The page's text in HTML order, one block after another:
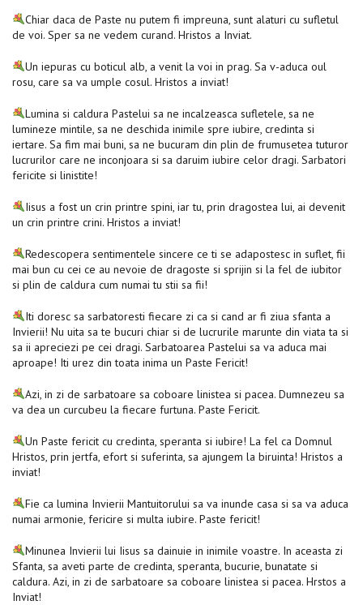
Chiar daca de Paste nu putem fi impreuna, sunt alaturi cu sufletul
de voi. Sper sa ne vedem curand. Hristos a Inviat.
Un iepuras cu boticul alb, a venit la voi in prag. Sa v-aduca oul
rosu, care sa va umple cosul. Hristos a inviat!
Lumina si caldura Pastelui sa ne incalzeasca sufletele, sa ne
lumineze mintile, sa ne deschida inimile spre iubire, credinta si
iertare. Sa fim mai buni, sa ne bucuram din plin de frumusetea tuturor
lucrurilor care ne inconjoara si sa daruim iubire celor dragi. Sarbatori
fericite si linistite!
Iisus a fost un crin printre spini, iar tu, prin dragostea lui, ai devenit
un crin printre crini. Hristos a inviat!
Redescopera sentimentele sincere ce ti se adapostesc in suflet, fii
mai bun cu cei ce au nevoie de dragoste si sprijin si la fel de iubitor
si plin de caldura cum numai tu stii sa fii!
Iti doresc sa sarbatoresti fiecare zi ca si cand ar fi ziua sfanta a
Invierii! Nu uita sa te bucuri chiar si de lucrurile marunte din viata ta si
sa ii apreciezi pe cei dragi. Sarbatoarea Pastelui sa va aduca mai
aproape! Iti urez din toata inima un Paste Fericit!
Azi, in zi de sarbatoare sa coboare linistea si pacea. Dumnezeu sa
va dea un curcubeu la fiecare furtuna. Paste Fericit.
Un Paste fericit cu credinta, speranta si iubire! La fel ca Domnul
Hristos, prin jertfa, efort si suferinta, sa ajungem la biruinta! Hristos a
inviat!
Fie ca lumina Invierii Mantuitorului sa va inunde casa si sa va aduca
numai armonie, fericire si multa iubire. Paste fericit!
Minunea Invierii lui Iisus sa dainuie in inimile voastre. In aceasta zi
Sfanta, sa aveti parte de credinta, speranta, bucurie, bunatate si
caldura. Azi, in zi de sarbatoare sa coboare linistea si pacea. Hrstos a
Inviat!